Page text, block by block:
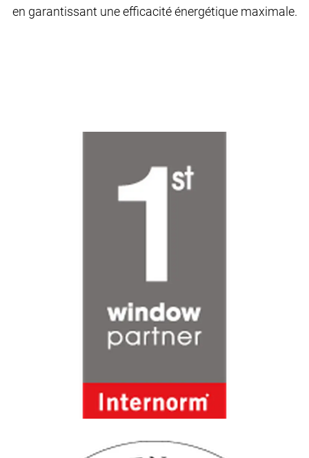
en garantissant une efficacité énergétique maximale.